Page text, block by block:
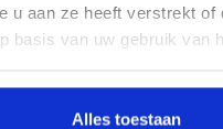
u aan ze heeft verstrekt of
basis van uw gebruik van
Alles toestaan
MEDIA